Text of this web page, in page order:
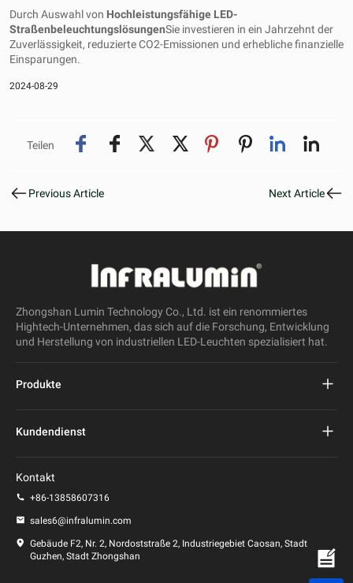
Durch Auswahl von Hochleistungsfähige LED-
StraßenbeleuchtungslösungenSie investieren in ein Jahrzehnt der
Zuverlässigkeit, reduzierte CO2-Emissionen und erhebliche finanzielle
Einsparungen.
2024-08-29
Teilen
Previous Article Next Article
Zhongshan Lumin Technology Co., Ltd. ist ein renommiertes
Hightech-Unternehmen, das sich auf die Forschung, Entwicklung
und Herstellung von industriellen LED-Leuchten spezialisiert hat.
Produkte
LED-Pfostenleuchte
Kundendienst
Datenschutz-Bestimmungen
Kontakt
+86-13858607316
sales6@infralumin.com
Gebäude F2, Nr. 2, Nordoststraße 2, Industriegebiet Caosan, Stadt
Guzhen, Stadt Zhongshan